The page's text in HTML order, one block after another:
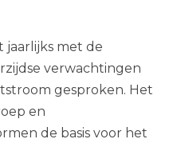
jaarlijks met de
verwachtingen
gesproken. Het
en
de basis voor het